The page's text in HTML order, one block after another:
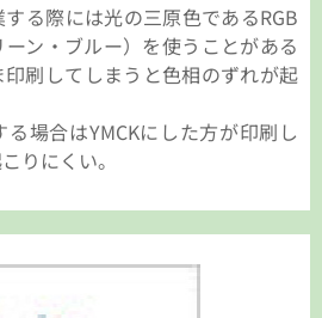
る際には光の三原色であるRGB
ン・ブルー）を使うことがある
刷してしまうと色相のずれが起
場合はYMCKにした方が印刷し
りにくい。